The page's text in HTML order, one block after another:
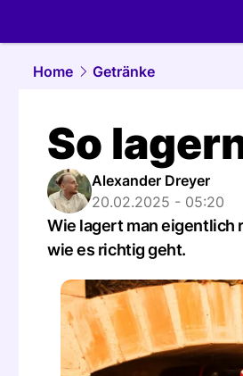
Home
Getränke
So
Alexander Dreyer
20.02.2025 - 05:20
Wie lagert man eigentlich
wie es richtig geht.